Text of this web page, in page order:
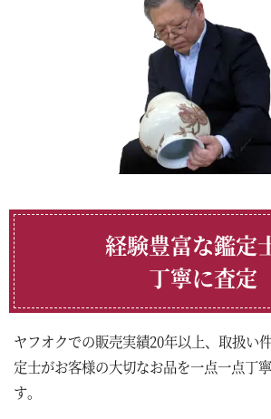
経験豊富な鑑定
丁寧に査定
ヤフオクでの販売実績20年以上、取扱い
定士がお客様の大切なお品を一点一点丁
す。